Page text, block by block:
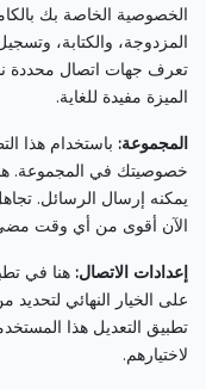
الخصوصية الخاصة بك
المزدوجة، والكتابة،
تعرف جهات اتصال محددة
الميزة مفيدة للغاية.
المجموعة: باستخدام هذا
خصوصيتك في المجموعة.
يمكنه إرسال الرسائل.
الآن أقوى من أي وقت
إعدادات الاتصال:
على الخيار النهائي
تطبيق التعديل هذا
لاختيارهم.